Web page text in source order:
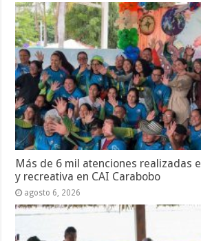
Más de 6 mil atenciones realizadas
y recreativa en CAI Carabobo
agosto 6, 2026